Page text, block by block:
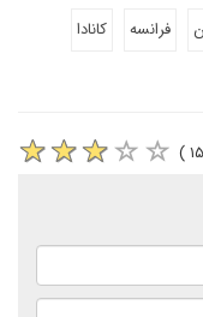
فرانسه کانادا
)